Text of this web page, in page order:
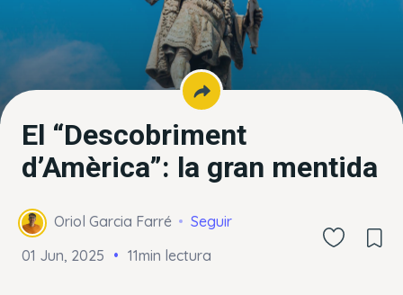
El “Descobriment
d’Amèrica”: la gran mentida
Oriol Garcia Farré
Seguir
01 Jun, 2025
11min lectura